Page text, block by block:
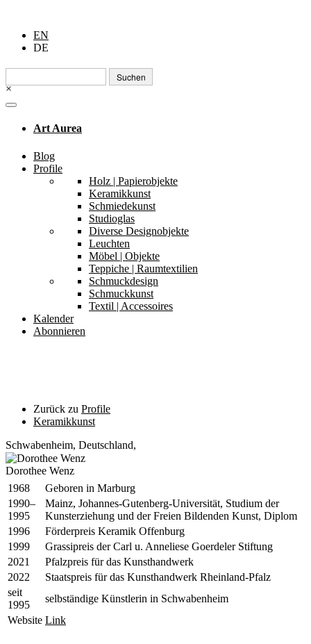
EN
DE
Suchen
nach:
×
Art Aurea
Blog
Profile
Holz | Papierobjekte
Keramikkunst
Schmiedekunst
Studioglas
Diverse Designobjekte
Leuchten
Möbel | Objekte
Teppiche | Raumtextilien
Schmuckdesign
Schmuckkunst
Textil | Accessoires
Kalender
Abonnieren
Zurück zu Profile
Keramikkunst
Schwabenheim, Deutschland,
Dorothee Wenz
1968
Geboren in Marburg
1990–
1995
Mainz, Johannes-Gutenberg-Universität, Studium der
Kunsterziehung und der Freien Bildenden Kunst, Diplom
1996
Förderpreis Keramik Offenburg
1999
Grassipreis der Carl u. Anneliese Goerdeler Stiftung
2021
Pfalzpreis für das Kunsthandwerk
2022
Staatspreis für das Kunsthandwerk Rheinland-Pfalz
seit
1995
selbständige Künstlerin in Schwabenheim
Website Link